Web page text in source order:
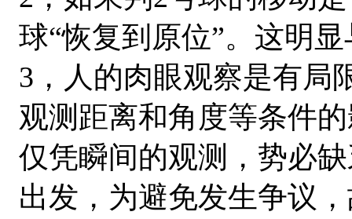
球“恢复到原位”。这明
3，人的肉眼观察是有局
观测距离和角度等条件
仅凭瞬间的观测，势必
出发，为避免发生争议